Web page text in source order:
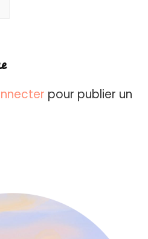
pour publier un